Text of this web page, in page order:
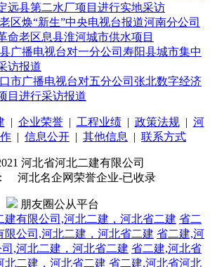
远县第二水厂项目进行实地采访
区焕“新生”中央电视台报道河南分公司
命老区息县淮河城市供水项目
广播电视台对一分公司寿阳县城市集中
访报道
市广播电视台对五分公司张北数字经济
目进行采访报道
| 企业荣誉| 工程业绩| 政策法规| 河
| 信息公开 | 其他信息 | 联系方式
河北省河北二建有限公司
河北名企网荣誉企业-已收录
朋友圈公从平台
建有限公司,河北二建，河北省二建 省二
限公司,河北二建，河北省二建 省二建,河
,河北二建，河北省二建 省二建,河北省
北二建，河北省二建 省二建,河北省河北